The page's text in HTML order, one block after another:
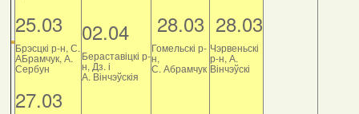
25.03
Брэсцкі р-н, С.
АБрамчук, А.
Сербун
27.03
02.04
Бераставіцкі р-
н, Дз. і
А. Вінчэўскія
28.03
Гомельскі р-
н,
С. Абрамчук
28.03
Чэрвеньскі
р-н, А.
Вінчэўскі